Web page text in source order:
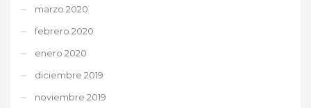
marzo 2020
febrero 2020
enero 2020
diciembre 2019
noviembre 2019